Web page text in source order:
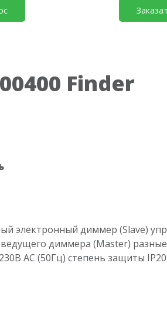
Finder
электронный диммер (Slave)
диммера (Master)
АC (50Гц) степень защиты IP20